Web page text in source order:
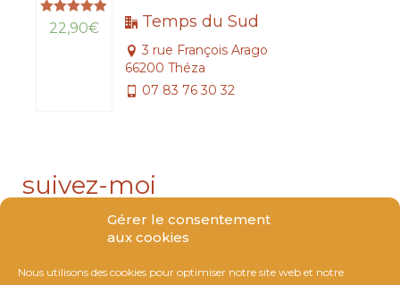
Gérer le consentement
aux cookies
Nous utilisons des cookies pour optimiser notre site web et notre
Note
5.00
22,90€
Temps du Sud
3 rue François Arago
66200 Théza
07 83 76 30 32
suivez-moi